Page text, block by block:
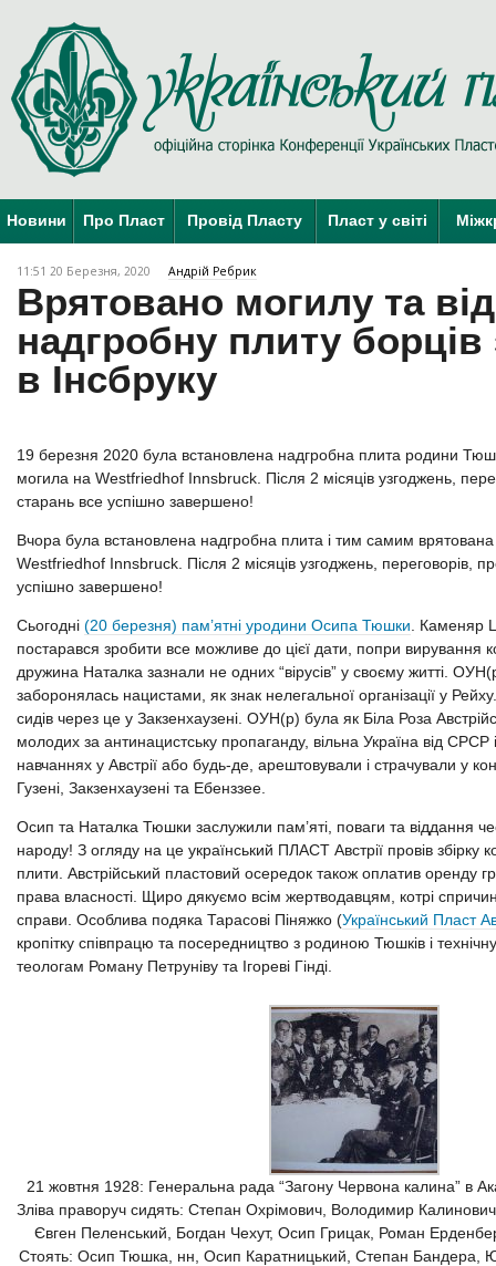
Новини Про Пласт Провід Пласту Пласт у світі
11:51 20 Березня, 2020 Андрій Ребрик
Врятовано могилу та
надгробну плиту борців
в Інсбруку
19 березня 2020 була встановлена надгробна плита родини
могила на Westfriedhof Innsbruck. Після 2 місяців узгоджень,
старань все успішно завершено!
Вчора була встановлена надгробна плита і тим самим
Westfriedhof Innsbruck. Після 2 місяців узгоджень, переговорів,
успішно завершено!
Сьогодні (20 березня) пам’ятні уродини Осипа Тюшки . Каменяр
постарався зробити все можливе до цієї дати, попри вирування
дружина Наталка зазнали не одних “вірусів” у своєму житті.
заборонялась нацистами, як знак нелегальної організації у
сидів через це у Закзенхаузені. ОУН(р) була як Біла Роза
молодих за антинацистську пропаганду, вільна Україна від СРСР
навчаннях у Австрії або будь-де, арештовували і страчували у
Гузені, Закзенхаузені та Ебенззее.
Осип та Наталка Тюшки заслужили пам’яті, поваги та віддання
народу! З огляду на це український ПЛАСТ Австрії провів збірку
плити. Австрійський пластовий осередок також оплатив оренду
права власності. Щиро дякуємо всім жертводавцям, котрі
справи. Особлива подяка Тарасові Піняжко (Український Пласт
кропітку співпрацю та посередництво з родиною Тюшків і
теологам Роману Петруніву та Ігореві Гінді.
21 жовтня 1928: Генеральна рада “Загону Червона калина” в
Зліва праворуч сидять: Степан Охрімович, Володимир
Євген Пеленський, Богдан Чехут, Осип Грицак, Роман
Стоять: Осип Тюшка, нн, Осип Каратницький, Степан Бандера,